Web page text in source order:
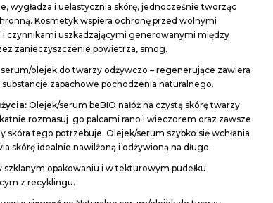
wygładza i uelastycznia skórę, jednocześnie tworząc
Kosmetyk wspiera ochronę przed wolnymi
i czynnikami uszkadzającymi generowanymi między
zanieczyszczenie powietrza, smog.
olejek do twarzy odżywczo – regenerujące zawiera
substancje zapachowe pochodzenia naturalnego.
Olejek/serum beBIO nałóż na czystą skórę twarzy
rozmasuj go palcami rano i wieczorem oraz zawsze
skóra tego potrzebuje. Olejek/serum szybko się wchłania
skórę idealnie nawilżoną i odżywioną na długo.
szklanym opakowaniu i w tekturowym pudełku
z recyklingu.